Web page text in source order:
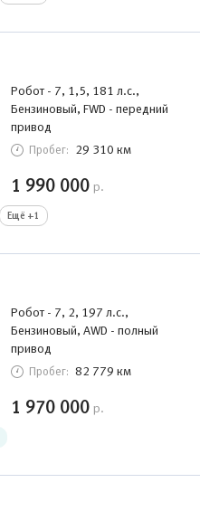
Робот - 7, 1,5, 181 л.с.,
Бензиновый, FWD - передний
привод
Пробег: 29 310 км
1 990 000 р.
Ещё +1
Робот - 7, 2, 197 л.с.,
Бензиновый, AWD - полный
привод
Пробег: 82 779 км
1 970 000 р.